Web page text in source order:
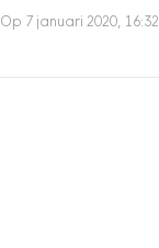
Op 7 januari 2020, 16:32